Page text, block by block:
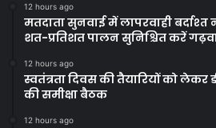
12 hours ago
मतदाता सुनवाई में लापरवाही
शत-प्रतिशत पालन सुनिश्चित करें
12 hours ago
स्वतंत्रता दिवस की तैयारियों को
की समीक्षा बैठक
12 hours ago